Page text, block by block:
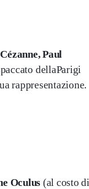
Paul
dellaParigi
rappresentazione.
Oculus (al costo di